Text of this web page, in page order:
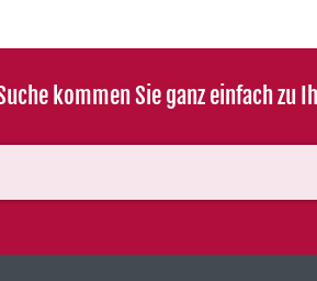
kommen Sie ganz einfach zu